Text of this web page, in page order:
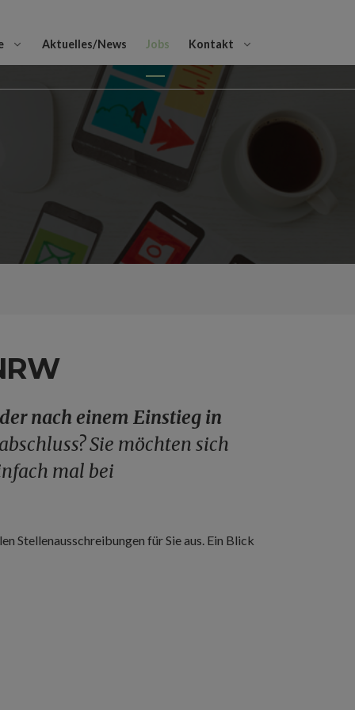
Aktuelles/News Jobs Kontakt
nach einem Einstieg in
Sie möchten sich
mal bei
Stellenausschreibungen für Sie aus. Ein Blick